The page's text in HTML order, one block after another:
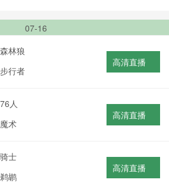
07-16
森林狼
步行者
高清直播
76人
魔术
高清直播
骑士
鹈鹕
高清直播